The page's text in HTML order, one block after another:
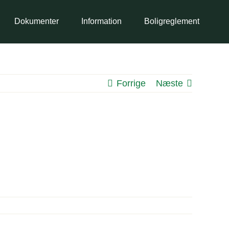
Dokumenter Information Boligreglement
Forrige Næste